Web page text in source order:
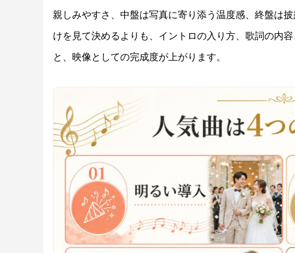
親しみやすさ、中盤は写真に寄り添う温度感、終盤は
けを見て決めるよりも、イントロの入り方、歌詞の内
と、映像としての完成度が上がります。